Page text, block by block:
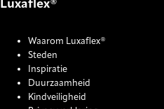
Luxaflex®
Waarom Luxaflex®
Steden
Inspiratie
Duurzaamheid
Kindveiligheid